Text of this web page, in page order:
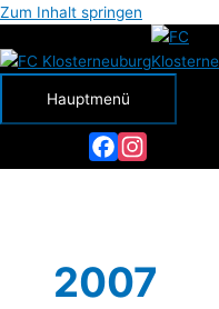
Zum Inhalt springen
Hauptmenü
2007